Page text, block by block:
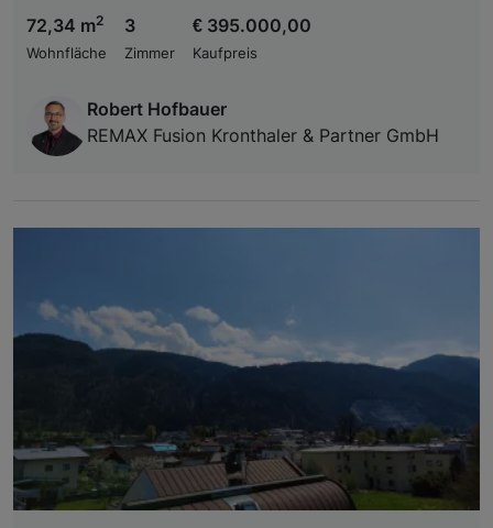
72,34 m2
Wohnfläche
3
Zimmer
€ 395.000,00
Kaufpreis
Robert Hofbauer
REMAX Fusion Kronthaler & Partner GmbH